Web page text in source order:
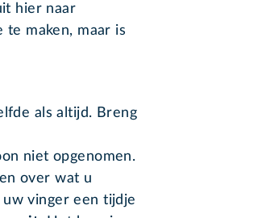
hier naar
te maken, maar is
als altijd. Breng
niet opgenomen.
over wat u
uw vinger een tijdje